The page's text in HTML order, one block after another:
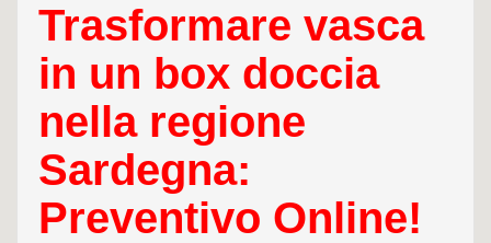
Trasformare vasca
in un box doccia
nella regione
Sardegna:
Preventivo Online!